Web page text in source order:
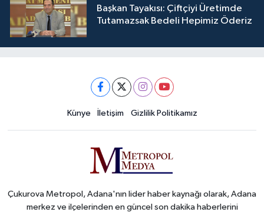
Başkan Tayakısı: Çiftçiyi Üretimde
Tutamazsak Bedeli Hepimiz Öderiz
Künye İletişim Gizlilik Politikamız
Çukurova Metropol, Adana'nın lider haber kaynağı olarak, Adana
merkez ve ilçelerinden en güncel son dakika haberlerini